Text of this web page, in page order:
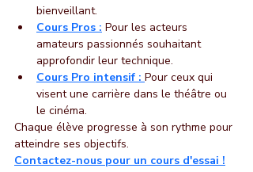
bienveillant.
Cours Pros : Pour les acteurs
amateurs passionnés souhaitant
approfondir leur technique.
Cours Pro intensif : Pour ceux qui
visent une carrière dans le théâtre ou
le cinéma.
Chaque élève progresse à son rythme pour
atteindre ses objectifs.
Contactez-nous pour un cours d'essai !